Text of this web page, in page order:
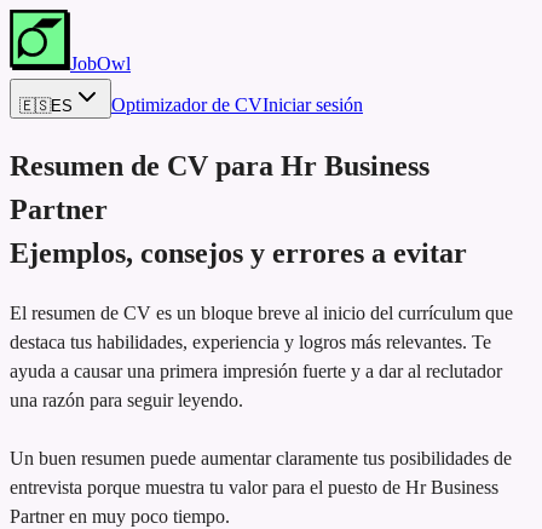
JobOwl
🇪🇸ES Optimizador de CVIniciar sesión
Resumen de CV para Hr Business
Partner
Ejemplos, consejos y errores a evitar
El resumen de CV es un bloque breve al inicio del currículum que
destaca tus habilidades, experiencia y logros más relevantes. Te
ayuda a causar una primera impresión fuerte y a dar al reclutador
una razón para seguir leyendo.
Un buen resumen puede aumentar claramente tus posibilidades de
entrevista porque muestra tu valor para el puesto de Hr Business
Partner en muy poco tiempo.